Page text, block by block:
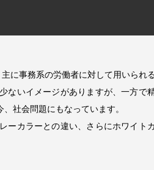
に事務系の労働者に対して用いられ
ないイメージがありますが、一方で
社会問題にもなっています。
ーカラーとの違い、さらにホワイト